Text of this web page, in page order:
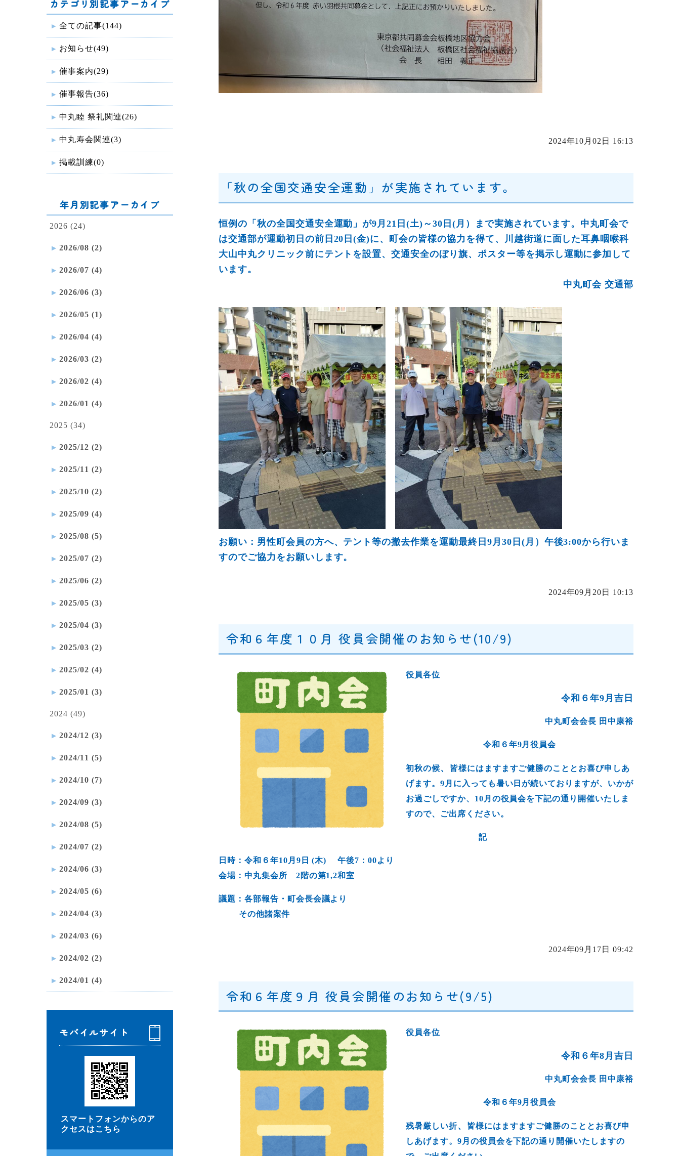
2024年10月02日 16:13
｢秋の全国交通安全運動」が実施されています。
恒例の「秋の全国交通安全運動」が9月21日(土)～30日(月）まで実施されています。中丸町会で
は交通部が運動初日の前日20日(金)に、町会の皆様の協力を得て、川越街道に面した耳鼻咽喉科
大山中丸クリニック前にテントを設置、交通安全のぼり旗、ポスター等を掲示し運動に参加して
います。
中丸町会 交通部
お願い：男性町会員の方へ、テント等の撤去作業を運動最終日9月30日(月）午後3:00から行いま
すのでご協力をお願いします。
2024年09月20日 10:13
令和６年度１０月 役員会開催のお知らせ(10/9)
役員各位
令和６年9月吉日
中丸町会会長 田中康裕
令和６年9月役員会
初秋の候、
皆様にはますますご健勝のこととお喜び申しあ
げます。9月に入っても暑い日が続いておりますが、いかが
お過ごしですか、10月の役員会を下記の通り開催いたしま
すので、ご出席ください。
記
日時：令和６年10月9日 (木) 午後7：00より
会場：中丸集会所 2階の第1,2和室
議題：各部報告・町会長会議より
その他諸案件
2024年09月17日 09:42
令和６年度９月 役員会開催のお知らせ(9/5)
役員各位
令和６年8月吉日
中丸町会会長 田中康裕
令和６年9月役員会
残暑厳しい折、
皆様にはますますご健勝のこととお喜び申
しあげます。9月の役員会を下記の通り開催いたしますの
カテゴリ別記事アーカイブ
全ての記事(144)
お知らせ(49)
催事案内(29)
催事報告(36)
中丸睦 祭礼関連(26)
中丸寿会関連(3)
掲載訓練(0)
年月別記事アーカイブ
2026 (24)
2026/08 (2)
2026/07 (4)
2026/06 (3)
2026/05 (1)
2026/04 (4)
2026/03 (2)
2026/02 (4)
2026/01 (4)
2025 (34)
2025/12 (2)
2025/11 (2)
2025/10 (2)
2025/09 (4)
2025/08 (5)
2025/07 (2)
2025/06 (2)
2025/05 (3)
2025/04 (3)
2025/03 (2)
2025/02 (4)
2025/01 (3)
2024 (49)
2024/12 (3)
2024/11 (5)
2024/10 (7)
2024/09 (3)
2024/08 (5)
2024/07 (2)
2024/06 (3)
2024/05 (6)
2024/04 (3)
2024/03 (6)
2024/02 (2)
2024/01 (4)
モバイルサイト
スマートフォンからのア
クセスはこちら